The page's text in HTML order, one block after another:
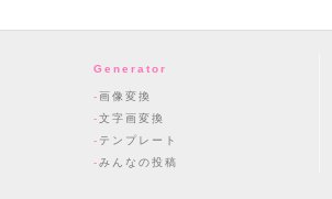
Generator
画像変換
文字画変換
テンプレート
みんなの投稿